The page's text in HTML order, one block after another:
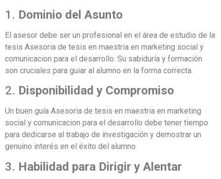
1. Dominio del Asunto
El asesor debe ser un profesional en el área de estudio de la
tesis Asesoria de tesis en maestria en marketing social y
comunicacion para el desarrollo. Su sabiduría y formación
son cruciales para guiar al alumno en la forma correcta.
2. Disponibilidad y Compromiso
Un buen guía Asesoria de tesis en maestria en marketing
social y comunicacion para el desarrollo debe tener tiempo
para dedicarse al trabajo de investigación y demostrar un
genuino interés en el éxito del alumno.
3. Habilidad para Dirigir y Alentar